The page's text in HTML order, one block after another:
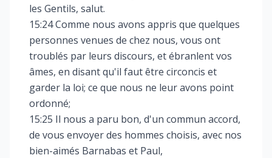
les Gentils, salut.
15:24 Comme nous avons appris que quelques
personnes venues de chez nous, vous ont
troublés par leurs discours, et ébranlent vos
âmes, en disant qu'il faut être circoncis et
garder la loi; ce que nous ne leur avons point
ordonné;
15:25 Il nous a paru bon, d'un commun accord,
de vous envoyer des hommes choisis, avec nos
bien-aimés Barnabas et Paul,